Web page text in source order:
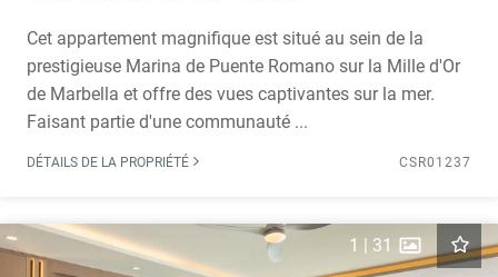
Cet appartement magnifique est situé au sein de la
prestigieuse Marina de Puente Romano sur la Mille d'Or
de Marbella et offre des vues captivantes sur la mer.
Faisant partie d'une communauté ...
DÉTAILS DE LA PROPRIÉTÉ CSR01237
1 | 31